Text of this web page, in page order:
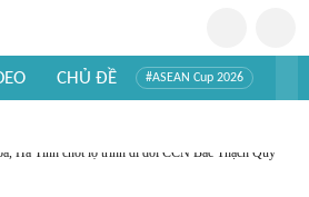
CHỦ ĐỀ #ASEAN Cup 2026